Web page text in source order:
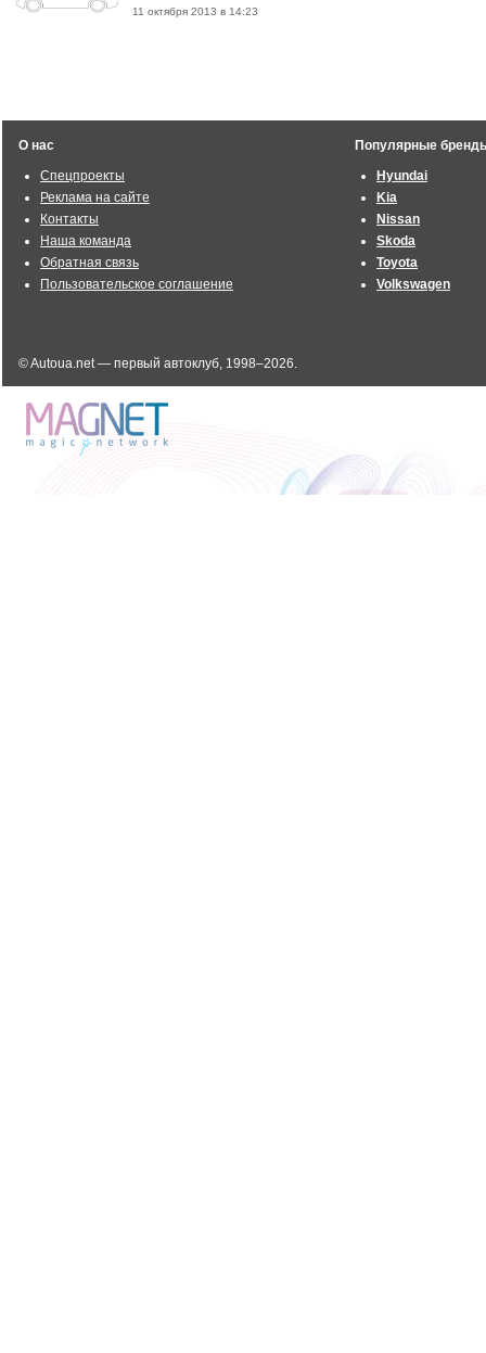
11 октября 2013 в 14:23
О нас
Спецпроекты
Реклама на сайте
Контакты
Наша команда
Обратная связь
Пользовательское соглашение
Популярные
Hyundai
Kia
Nissan
Skoda
Toyota
Volkswagen
© Autoua.net — первый автоклуб, 1998–2026.